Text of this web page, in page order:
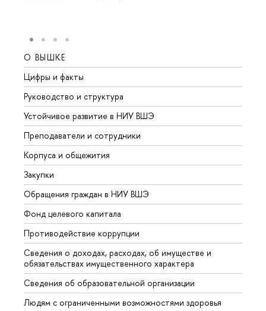
О ВЫШКЕ
Цифры и факты
Руководство и структура
Устойчивое развитие в НИУ ВШЭ
Преподаватели и сотрудники
Корпуса и общежития
Закупки
Обращения граждан в НИУ ВШЭ
Фонд целевого капитала
Противодействие коррупции
Сведения о доходах, расходах, об имуществе и
обязательствах имущественного характера
Сведения об образовательной организации
Людям с ограниченными возможностями здоровья